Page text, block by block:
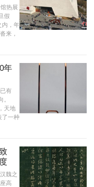
热展
假
内，年
来，
年
有
天地
了一种
魏之
高